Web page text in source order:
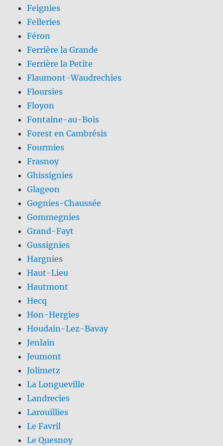
Feignies
Felleries
Féron
Ferrière la Grande
Ferrière la Petite
Flaumont-Waudrechies
Floursies
Floyon
Fontaine-au-Bois
Forest en Cambrésis
Fourmies
Frasnoy
Ghissignies
Glageon
Gognies-Chaussée
Gommegnies
Grand-Fayt
Gussignies
Hargnies
Haut-Lieu
Hautmont
Hecq
Hon-Hergies
Houdain-Lez-Bavay
Jenlain
Jeumont
Jolimetz
La Longueville
Landrecies
Larouillies
Le Favril
Le Quesnoy